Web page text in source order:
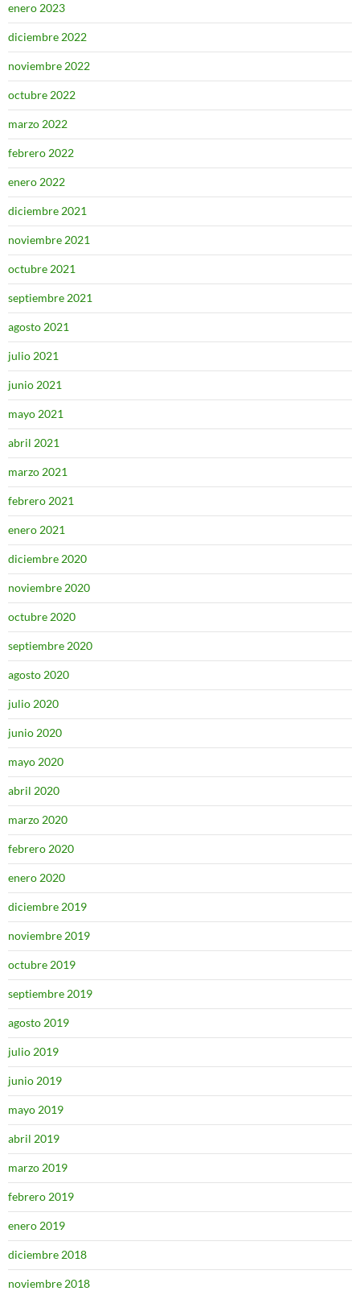
enero 2023
diciembre 2022
noviembre 2022
octubre 2022
marzo 2022
febrero 2022
enero 2022
diciembre 2021
noviembre 2021
octubre 2021
septiembre 2021
agosto 2021
julio 2021
junio 2021
mayo 2021
abril 2021
marzo 2021
febrero 2021
enero 2021
diciembre 2020
noviembre 2020
octubre 2020
septiembre 2020
agosto 2020
julio 2020
junio 2020
mayo 2020
abril 2020
marzo 2020
febrero 2020
enero 2020
diciembre 2019
noviembre 2019
octubre 2019
septiembre 2019
agosto 2019
julio 2019
junio 2019
mayo 2019
abril 2019
marzo 2019
febrero 2019
enero 2019
diciembre 2018
noviembre 2018